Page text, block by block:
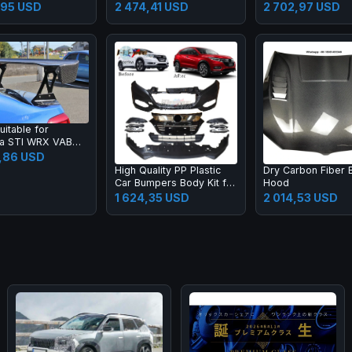
USD
2015-2017 New C Class
W205 C180 C200l C260l
2 474,41 USD
M2 G80 M3 G82
Carbon Fiber Rear
2 702,97 USD
for
STI WRX VAB
Fixed Wing
Carbon Fiber
USD
High Quality PP Plastic
Car Bumpers Body Kit for
Honda 2015 HRV Vezel
Upgrade 20 19
1 624,35 USD
Dry Carbon Fiber
Hood
2 014,53 USD